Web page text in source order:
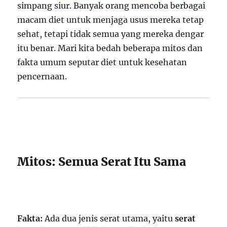
simpang siur. Banyak orang mencoba berbagai
macam diet untuk menjaga usus mereka tetap
sehat, tetapi tidak semua yang mereka dengar
itu benar. Mari kita bedah beberapa mitos dan
fakta umum seputar diet untuk kesehatan
pencernaan.
Mitos: Semua Serat Itu Sama
Fakta: Ada dua jenis serat utama, yaituserat